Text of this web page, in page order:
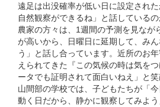
遠⾜は出没確率が低い⽇に設定され
⾃然観察ができるね」と話しているの
農家の⽅々は、1週間の予測を⾒なが
が⾼いから、⽇曜⽇に延期して、み
う」と話し合っています。近所のお
えられてきた『この気候の時は気を
ータでも証明されて⾯⽩いねえ」と笑
⼭間部の学校では、⼦どもたちが「
動く⽇だから、静かに観察してみよ